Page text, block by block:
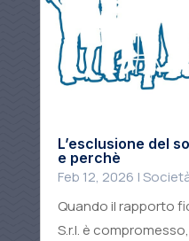
L’esclusione del
e perchè
Feb 12, 2026 |
Quando il rapporto
S.r.l. è